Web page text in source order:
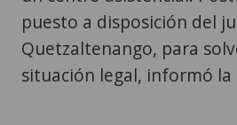
puesto a disposición del
Quetzaltenango, para
situación legal, informó la